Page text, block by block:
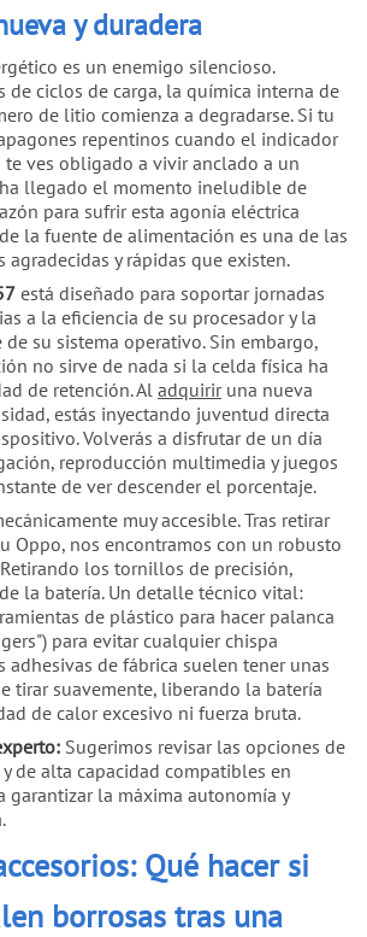
y duradera
es un enemigo silencioso.
de ciclos de carga, la química interna de
de litio comienza a degradarse. Si tu
repentinos cuando el indicador
te ves obligado a vivir anclado a un
llegado el momento ineludible de
para sufrir esta agonía eléctrica
la fuente de alimentación es una de las
agradecidas y rápidas que existen.
está diseñado para soportar jornadas
a la eficiencia de su procesador y la
su sistema operativo. Sin embargo,
no sirve de nada si la celda física ha
de retención. Al adquiriruna nueva
estás inyectando juventud directa
Volverás a disfrutar de un día
reproducción multimedia y juegos
de ver descender el porcentaje.
muy accesible. Tras retirar
Oppo, nos encontramos con un robusto
los tornillos de precisión,
la batería. Un detalle técnico vital:
de plástico para hacer palanca
para evitar cualquier chispa
adhesivas de fábrica suelen tener unas
tirar suavemente, liberando la batería
de calor excesivo ni fuerza bruta.
Sugerimos revisar las opciones de
de alta capacidad compatibles en
garantizar la máxima autonomía y
Qué hacer si
borrosas tras una